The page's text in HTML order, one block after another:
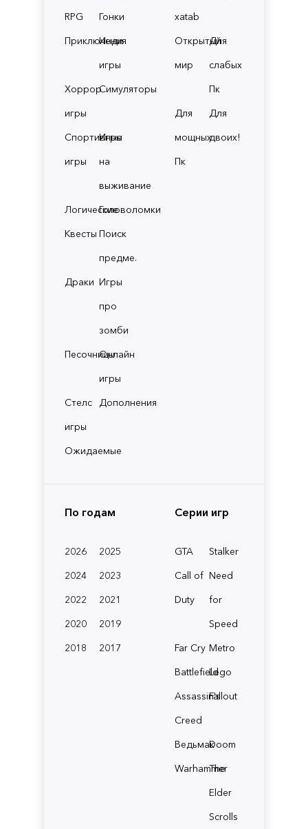
RPG
Гонки
Приключения
Инди
игры
Хоррор
игры
Симуляторы
Спортивные
игры
Игры
на
выживание
ЛогическиеГоловоломки
Квесты Поиск
предме.
Драки Игры
про
зомби
ПесочницыОнлайн
игры
Стелс
игры
Дополнения
Ожидаемые
xatab
Открытый
мир
Для
слабых
Пк
Для
мощных
Пк
Для
двоих!
По годам
2026
2025
2024
2023
2022
2021
2020
2019
2018
2017
Серии игр
GTA
Stalker
Call of
Duty
Need
for
Speed
Far Cry Metro
BattlefieldLego
Assassin's
Creed
Fallout
ВедьмакDoom
Warhammer
The
Elder
Scrolls